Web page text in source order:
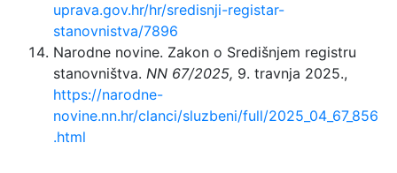
uprava.gov.hr/hr/sredisnji-registar-
stanovnistva/7896
Narodne novine. Zakon o Središnjem registru
stanovništva. NN 67/2025, 9. travnja 2025.,
https://narodne-
novine.nn.hr/clanci/sluzbeni/full/2025_04_67_856
.html